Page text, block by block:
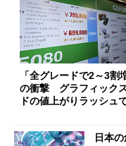
「全グレードで2～3割
の衝撃 グラフィック
ドの値上がりラッシュ
日本